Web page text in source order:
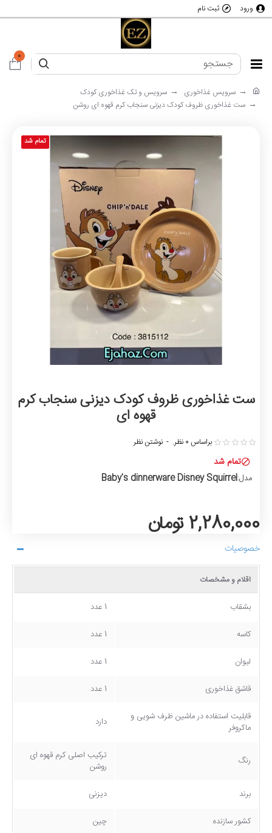
ورود ثبت نام
0
سرویس غذاخوری
سرویس و تک غذاخوری کودک
ست غذاخوری ظروف کودک دیزنی سنجاب کرم قهوه ای روشن
تمام شد
ست غذاخوری ظروف کودک دیزنی سنجاب کرم
قهوه ای
تمام شد
مدل:Baby's dinnerware Disney Squirrel
براساس 0 نظر. - نوشتن نظر
2,280,000 تومان
خصوصیات
اقلام و مشخصات
بشقاب 1 عدد
کاسه 1 عدد
لیوان 1 عدد
قاشق غذاخوری 1 عدد
قابلیت استفاده در ماشین ظرف شویی و
ماکروفر
دارد
رنگ
ترکیب اصلی کرم قهوه ای
روشن
برند دیزنی
کشور سازنده چین